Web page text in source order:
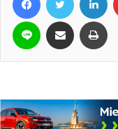
Line Teile per E-Mail